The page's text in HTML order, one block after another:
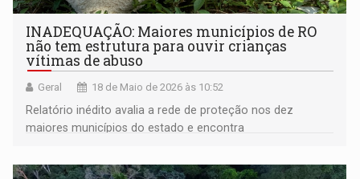
INADEQUAÇÃO: Maiores municípios de RO
não tem estrutura para ouvir crianças
vítimas de abuso
Geral 18 de Maio de 2026 às 10:52
Relatório inédito avalia a rede de proteção nos dez
maiores municípios do estado e encontra